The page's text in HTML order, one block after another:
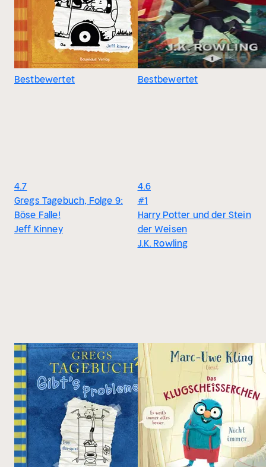
Bestbewertet
4.7
Gregs Tagebuch, Folge 9:
Böse Falle!
Jeff Kinney
Bestbewertet
4.6
#1
Harry Potter und der Stein
der Weisen
J.K. Rowling